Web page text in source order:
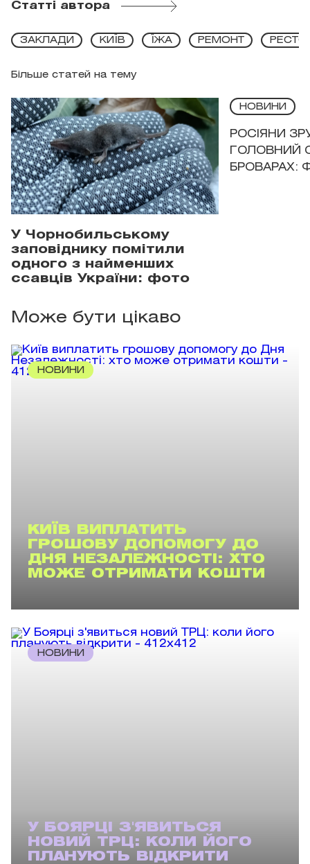
Статті автора
Більше статей на тему
ЗАКЛАДИ КИЇВ ЇЖА РЕМОНТ
У Чорнобильському
заповіднику помітили
одного з найменших
ссавців України: фото
НОВИНИ
РОСІЯНИ
ГОЛОВНИЙ
БРОВАРАХ:
Може бути цікаво
НОВИНИ
КИЇВ ВИПЛАТИТЬ
ГРОШОВУ ДОПОМОГУ ДО
ДНЯ НЕЗАЛЕЖНОСТІ: ХТО
МОЖЕ ОТРИМАТИ КОШТИ
НОВИНИ
У БОЯРЦІ З'ЯВИТЬСЯ
НОВИЙ ТРЦ: КОЛИ ЙОГО
ПЛАНУЮТЬ ВІДКРИТИ